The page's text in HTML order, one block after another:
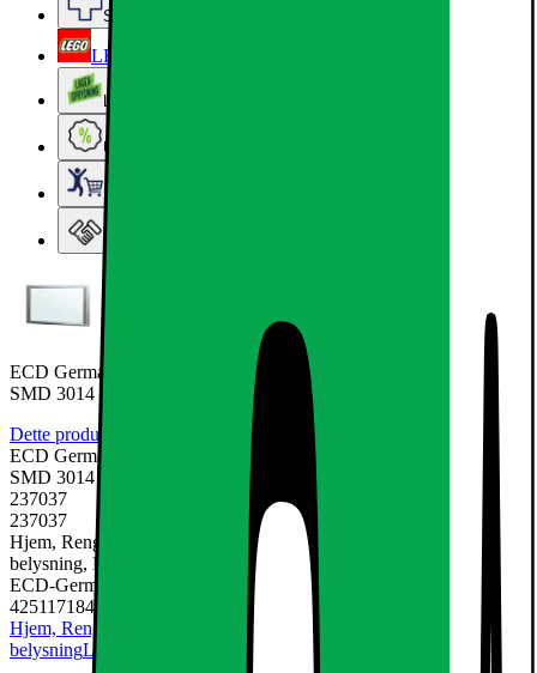
Services & tilbehør
LEGO
Lageroprydning
Ugens tilbud - og andre gode priser
Elgigantens Kundeklub
Elgiganten Erhverv
ECD Germany LED panel 12W 30x30 cm - 6-balení - ultra tenký -
SMD 3014 - studená
Dette produkt er endnu ikke blevet bedømt.
ECD Germany LED panel 12W 30x30 cm - 6-balení - ultra tenký -
SMD 3014 - studená
237037
237037
Hjem, Rengøring & Køkkenudstyr, El & belysning, Lamper &
belysning, LED-pære & elpære
ECD-Germany
4251171840209
Hjem, Rengøring & Køkkenudstyr
El & belysning
belysningLED-pære & elpære